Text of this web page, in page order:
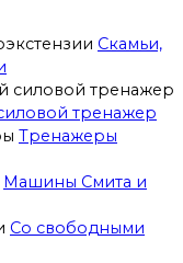
Скамьи,
тренажер
Тренажеры
Машины Смита и
Со свободными